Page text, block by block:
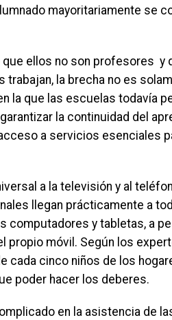
mayoritariamente se
ellos no son profesores y
la brecha no es
la que las escuelas todavía
la continuidad del
a servicios esenciales
a la televisión y al
llegan prácticamente a
computadores y tabletas, a
propio móvil. Según los
cada cinco niños de los
poder hacer los deberes.
en la asistencia de